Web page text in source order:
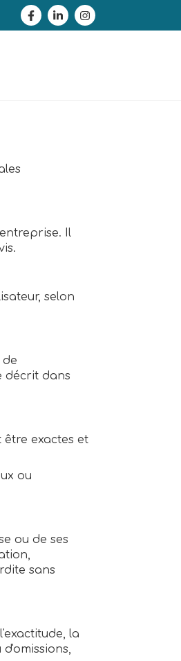
Il
selon
de
décrit dans
exactes et
ou
ou de ses
sans
la